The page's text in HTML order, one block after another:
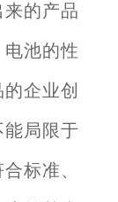
的产品
池的性
企业创
局限于
标准、